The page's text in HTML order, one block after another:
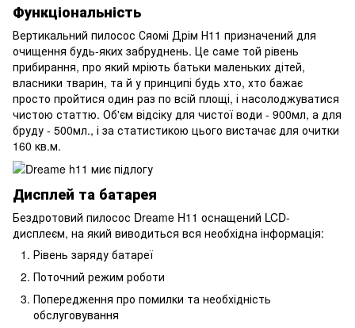
Функціональність
Вертикальний пилосос Сяомі Дрім Н11 призначений для
очищення будь-яких забруднень. Це саме той рівень
прибирання, про який мріють батьки маленьких дітей,
власники тварин, та й у принципі будь хто, хто бажає
просто пройтися один раз по всій площі, і насолоджуватися
чистою статтю. Об'єм відсіку для чистої води - 900мл, а для
бруду - 500мл., і за статистикою цього вистачає для очитки
160 кв.м.
Дисплей та батарея
Бездротовий пилосос Dreame H11 оснащений LCD-
дисплеєм, на який виводиться вся необхідна інформація:
Рівень заряду батареї
Поточний режим роботи
Попередження про помилки та необхідність
обслуговування